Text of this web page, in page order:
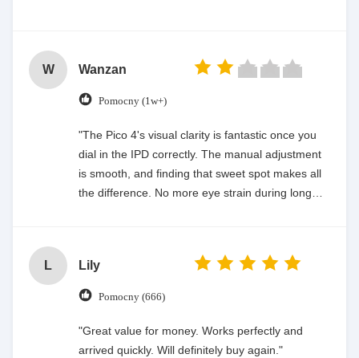
W Wanzan
Pomocny (1w+)
"The Pico 4's visual clarity is fantastic once you
dial in the IPD correctly. The manual adjustment
is smooth, and finding that sweet spot makes all
the difference. No more eye strain during long
manual adjustment is smooth, and finding that
sweet spot makes all the difference. No more eye
taking the time to set it up properly!""The Pico 4's
visual clarity is fantastic once you dial in the IPD
L Lily
Pomocny (666)
"Great value for money. Works perfectly and
arrived quickly. Will definitely buy again."